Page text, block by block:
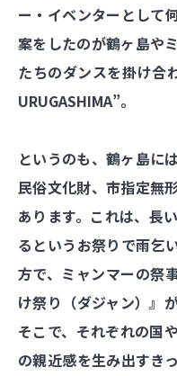
ー・イベンターとして
案をしたのが鶴ヶ島や
たちのダンスを掛け合
URUGASHIMA”。
というのも、鶴ヶ島に
民俗文化財、市指定無
あります。これは、長
るというお祭りで雨乞
方で、ミャンマーの祭
け祭り（ダジャン）』
そこで、それぞれの国
の親近感を生み出すき